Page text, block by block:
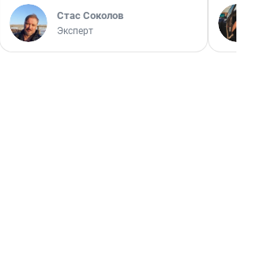
Стас Соколов
Эксперт